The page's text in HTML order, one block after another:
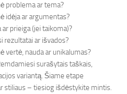
problema ar tema?
idėja ar argumentas?
prieiga (jei taikoma)?
rezultatai ar išvados?
vertė, nauda ar unikalumas?
surašytais taškais,
variantą. Šiame etape
stiliaus – tiesiog išdėstykite mintis.